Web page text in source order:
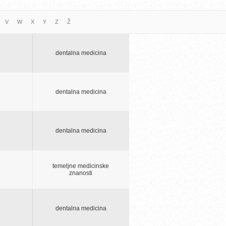
V W X Y Z Ž
dentalna medicina
dentalna medicina
dentalna medicina
temeljne medicinske
znanosti
dentalna medicina